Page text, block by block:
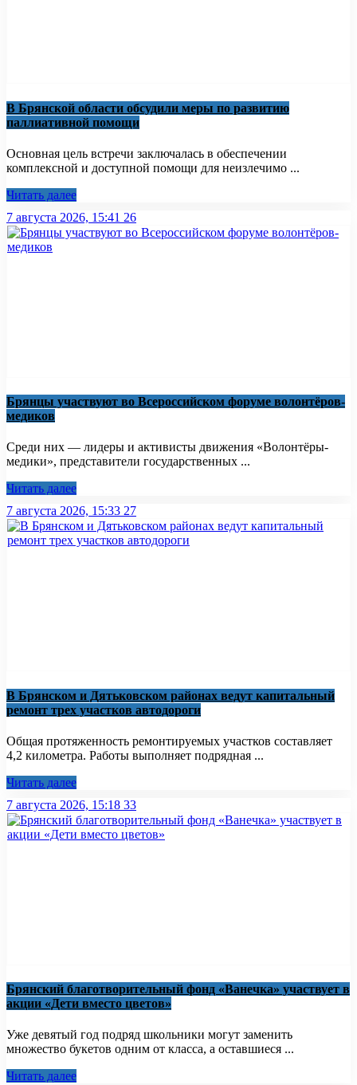
В Брянской области обсудили меры по развитию
паллиативной помощи
Основная цель встречи заключалась в обеспечении
комплексной и доступной помощи для неизлечимо ...
Читать далее
7 августа 2026, 15:41 26
Брянцы участвуют во Всероссийском форуме волонтёров-
медиков
Среди них — лидеры и активисты движения «Волонтёры-
медики», представители государственных ...
Читать далее
7 августа 2026, 15:33 27
В Брянском и Дятьковском районах ведут капитальный
ремонт трех участков автодороги
Общая протяженность ремонтируемых участков составляет
4,2 километра. Работы выполняет подрядная ...
Читать далее
7 августа 2026, 15:18 33
Брянский благотворительный фонд «Ванечка» участвует в
акции «Дети вместо цветов»
Уже девятый год подряд школьники могут заменить
множество букетов одним от класса, а оставшиеся ...
Читать далее